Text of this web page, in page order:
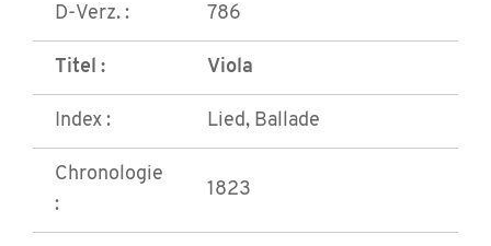
D-Verz. : 786
Titel : Viola
Index : Lied, Ballade
Chronologie
:
1823